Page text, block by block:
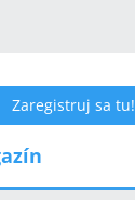
Zaregistruj sa tu!